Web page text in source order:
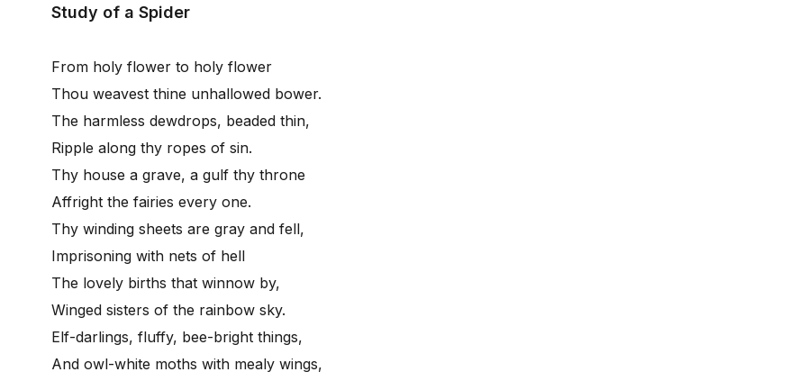
Study of a Spider
From holy flower to holy flower
Thou weavest thine unhallowed bower.
The harmless dewdrops, beaded thin,
Ripple along thy ropes of sin.
Thy house a grave, a gulf thy throne
Affright the fairies every one.
Thy winding sheets are gray and fell,
Imprisoning with nets of hell
The lovely births that winnow by,
Winged sisters of the rainbow sky.
Elf-darlings, fluffy, bee-bright things,
And owl-white moths with mealy wings,